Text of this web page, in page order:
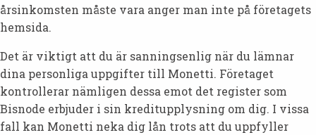
årsinkomsten måste vara anger man inte på företagets
hemsida.
Det är viktigt att du är sanningsenlig när du lämnar
dina personliga uppgifter till Monetti. Företaget
kontrollerar nämligen dessa emot det register som
Bisnode erbjuder i sin kreditupplysning om dig. I vissa
fall kan Monetti neka dig lån trots att du uppfyller